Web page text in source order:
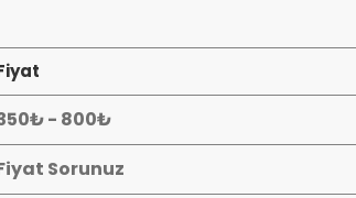
- 800₺
Sorunuz